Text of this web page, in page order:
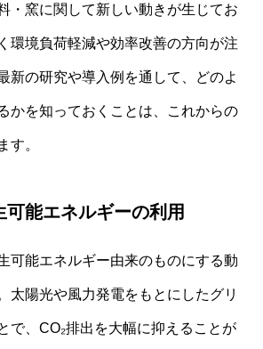
・窯に関して新しい動きが生じてお
環境負荷軽減や効率改善の方向が注
新の研究や導入例を通して、どのよ
かを知っておくことは、これからの
す。
能エネルギーの利用
可能エネルギー由来のものにする動
太陽光や風力発電をもとにしたグリ
で、CO₂排出を大幅に抑えることが